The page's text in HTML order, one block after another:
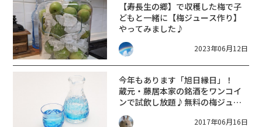
【寿長生の郷】で収穫した梅で子
どもと一緒に【梅ジュース作り】
やってみました♪
2023年06月12日
今年もあります「旭日縁日」！
蔵元・藤居本家の銘酒をワンコイ
ンで試飲し放題♪無料の梅ジュー
スや、糀箱市も開催！
2017年06月16日